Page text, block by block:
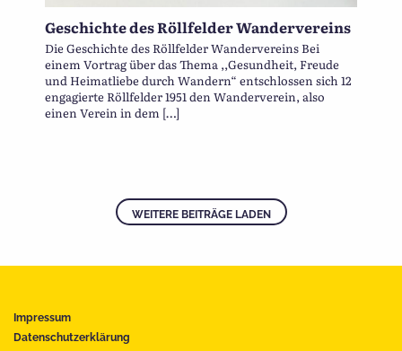
Geschichte des Röllfelder Wandervereins
Die Geschichte des Röllfelder Wandervereins Bei
einem Vortrag über das Thema ,,Gesundheit, Freude
und Heimatliebe durch Wandern“ entschlossen sich 12
engagierte Röllfelder 1951 den Wanderverein, also
einen Verein in dem […]
WEITERE BEITRÄGE LADEN
Impressum
Datenschutzerklärung